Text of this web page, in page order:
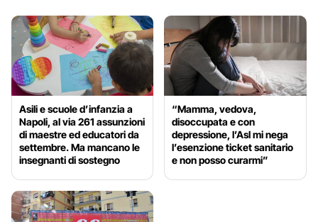
Asili e scuole d’infanzia a
Napoli, al via 261 assunzioni
di maestre ed educatori da
settembre. Ma mancano le
insegnanti di sostegno
“Mamma, vedova,
disoccupata e con
depressione, l’Asl mi nega
l’esenzione ticket sanitario
e non posso curarmi”